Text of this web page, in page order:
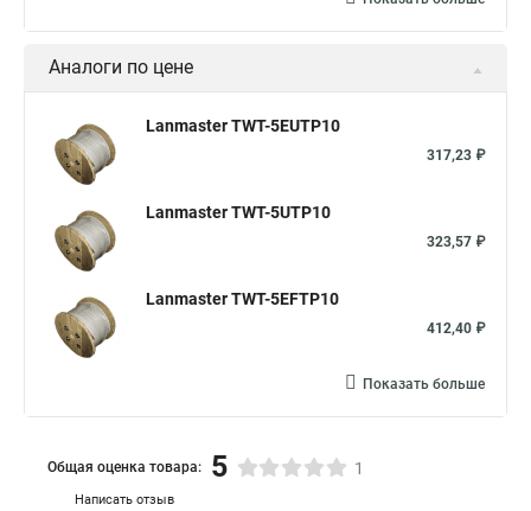
Аналоги по цене
Lanmaster TWT-5EUTP10
317,23 ₽
Lanmaster TWT-5UTP10
323,57 ₽
Lanmaster TWT-5EFTP10
412,40 ₽
Показать больше
Написать отзыв
Общая оценка товара: 5 1